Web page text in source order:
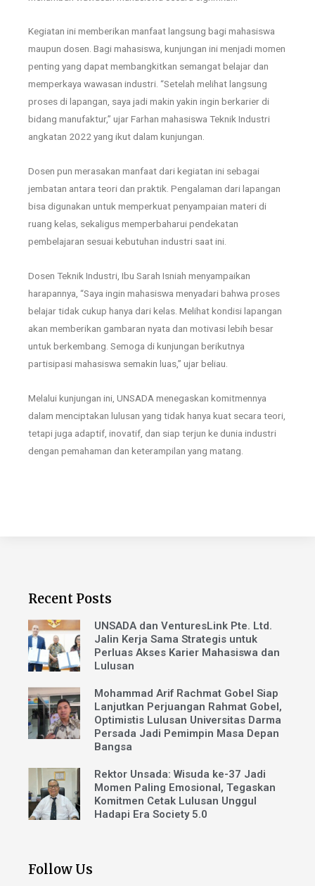
Kegiatan ini memberikan manfaat langsung bagi mahasiswa
maupun dosen. Bagi mahasiswa, kunjungan ini menjadi momen
penting yang dapat membangkitkan semangat belajar dan
memperkaya wawasan industri. “Setelah melihat langsung
proses di lapangan, saya jadi makin yakin ingin berkarier di
bidang manufaktur,” ujar Farhan mahasiswa Teknik Industri
angkatan 2022 yang ikut dalam kunjungan.
Dosen pun merasakan manfaat dari kegiatan ini sebagai
jembatan antara teori dan praktik. Pengalaman dari lapangan
bisa digunakan untuk memperkuat penyampaian materi di
ruang kelas, sekaligus memperbaharui pendekatan
pembelajaran sesuai kebutuhan industri saat ini.
Dosen Teknik Industri, Ibu Sarah Isniah menyampaikan
harapannya, “Saya ingin mahasiswa menyadari bahwa proses
belajar tidak cukup hanya dari kelas. Melihat kondisi lapangan
akan memberikan gambaran nyata dan motivasi lebih besar
untuk berkembang. Semoga di kunjungan berikutnya
partisipasi mahasiswa semakin luas,” ujar beliau.
Melalui kunjungan ini, UNSADA menegaskan komitmennya
dalam menciptakan lulusan yang tidak hanya kuat secara teori,
tetapi juga adaptif, inovatif, dan siap terjun ke dunia industri
dengan pemahaman dan keterampilan yang matang.
Recent Posts
UNSADA dan VenturesLink Pte. Ltd.
Jalin Kerja Sama Strategis untuk
Perluas Akses Karier Mahasiswa dan
Lulusan
Mohammad Arif Rachmat Gobel Siap
Lanjutkan Perjuangan Rahmat Gobel,
Optimistis Lulusan Universitas Darma
Persada Jadi Pemimpin Masa Depan
Bangsa
Rektor Unsada: Wisuda ke-37 Jadi
Momen Paling Emosional, Tegaskan
Komitmen Cetak Lulusan Unggul
Hadapi Era Society 5.0
Follow Us